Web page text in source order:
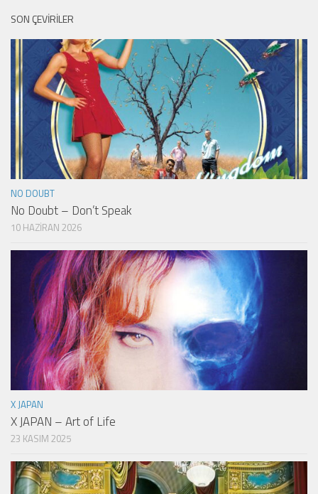
SON ÇEVIRILER
NO DOUBT
No Doubt – Don’t Speak
10 HAZIRAN 2026
X JAPAN
X JAPAN – Art of Life
23 KASIM 2025